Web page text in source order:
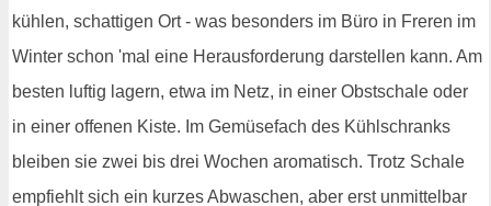
kühlen, schattigen Ort - was besonders im Büro in Freren im
Winter schon 'mal eine Herausforderung darstellen kann. Am
besten luftig lagern, etwa im Netz, in einer Obstschale oder
in einer offenen Kiste. Im Gemüsefach des Kühlschranks
bleiben sie zwei bis drei Wochen aromatisch. Trotz Schale
empfiehlt sich ein kurzes Abwaschen, aber erst unmittelbar